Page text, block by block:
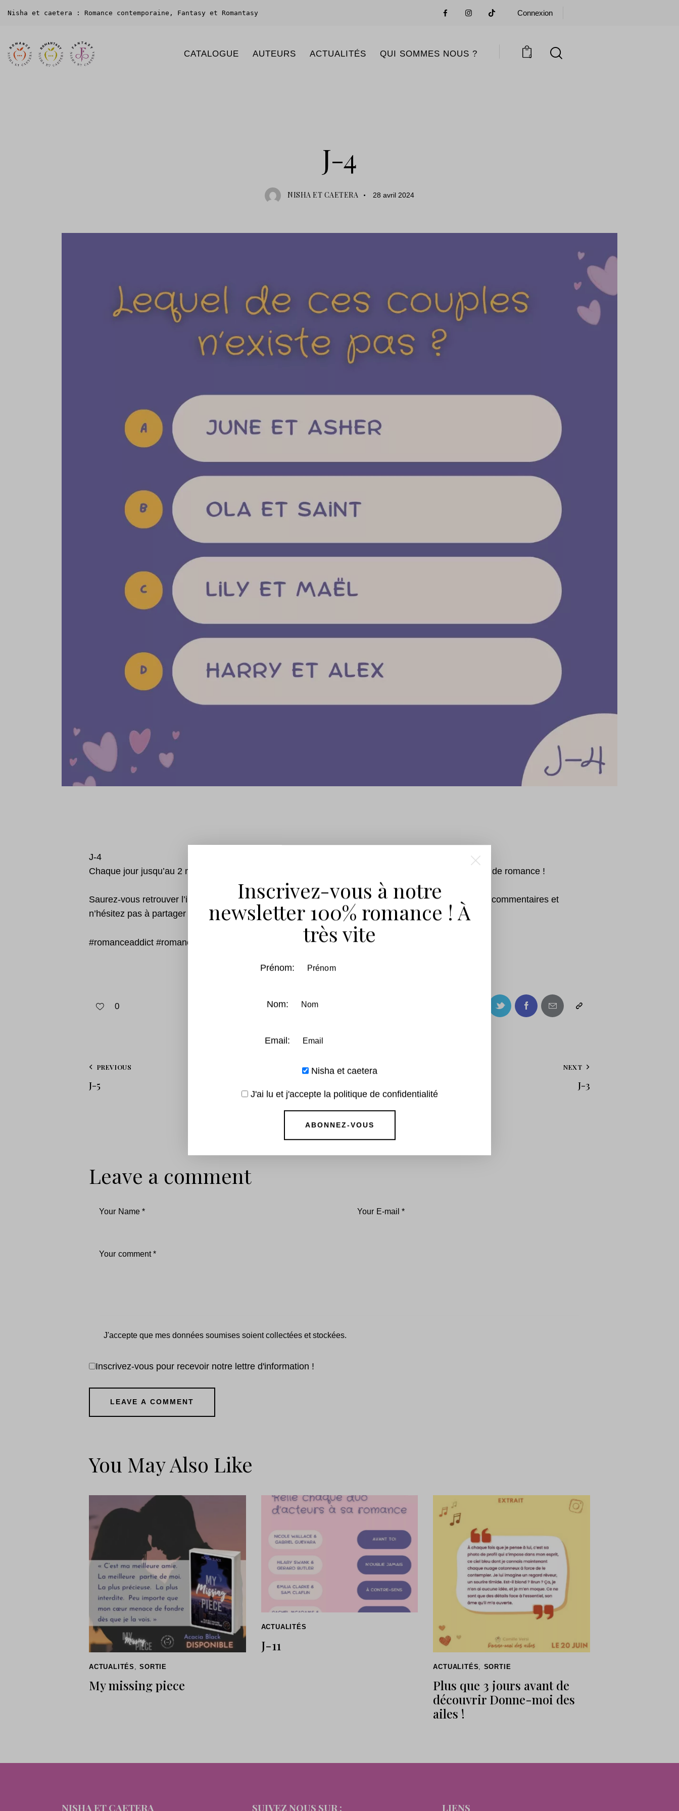
Nisha et caetera : Romance contemporaine, Fantasy et Romantasy Connexion
CATALOGUE AUTEURS ACTUALITÉS QUI SOMMES NOUS ? 0
J-4
NISHA ET CAETERA 28 avril 2024
J-4
Chaque jour jusqu’au 2 mai, on vous en dévoile un peu plus sur notre projet secret destiné aux fans de romance !
Saurez-vous retrouver l’intrus parmi ces couples ? L’un d’eux n’a jamais existé. Dites-nous dans les commentaires et
n’hésitez pas à partager votre réponse en story !
#romanceaddict #romance #bookstagramfrance #booktok #romancebooks
0
PREVIOUS
J-5
NEXT
J-3
Leave a comment
J'accepte que mes données soumises soient collectées et stockées.
Inscrivez-vous pour recevoir notre lettre d'information !
You May Also Like
ACTUALITÉS ,SORTIE
My missing piece
ACTUALITÉS
J-11
ACTUALITÉS SORTIE
Plus que 3 jours avant de
découvrir Donne-moi des
ailes !
NISHA ET CAETERA SUIVEZ NOUS SUR : LIENS
Inscrivez-vous à notre
newsletter 100% romance ! À
très vite
Prénom:
Nom:
Email:
Nisha et caetera
J'ai lu et j'accepte la politique de confidentialité